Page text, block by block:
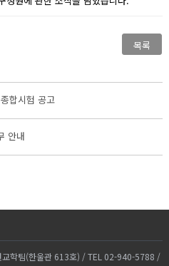
목록
합시험 공고
안내
교학팀(한울관 613호) / TEL 02-940-5788 /